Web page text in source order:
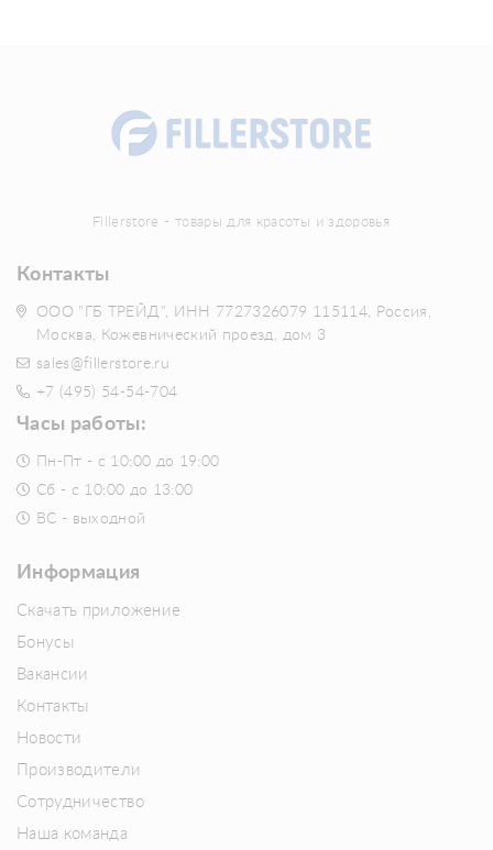
Fillerstore - товары для красоты и здоровья
Контакты
ООО "ГБ ТРЕЙД", ИНН 7727326079 115114, Россия,
Москва, Кожевнический проезд, дом 3
sales@fillerstore.ru
+7 (495) 54-54-704
Часы работы:
Пн-Пт - с 10:00 до 19:00
Сб - с 10:00 до 13:00
ВС - выходной
Информация
Скачать приложение
Бонусы
Вакансии
Контакты
Новости
Производители
Сотрудничество
Наша команда